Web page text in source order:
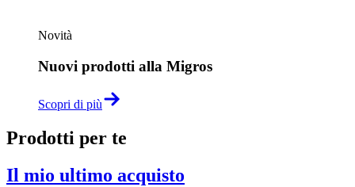
Novità
Nuovi prodotti alla Migros
Scopri di più
Prodotti per te
Il mio ultimo acquisto